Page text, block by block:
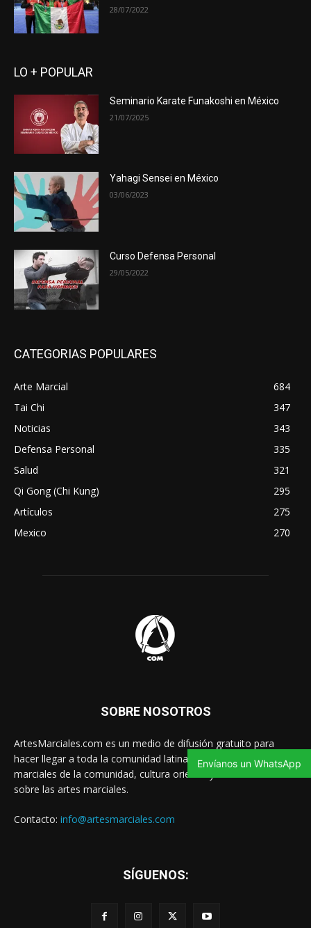
28/07/2022
LO + POPULAR
Seminario Karate Funakoshi en México
21/07/2025
Yahagi Sensei en México
03/06/2023
Curso Defensa Personal
29/05/2022
CATEGORIAS POPULARES
Arte Marcial
684
Tai Chi
347
Noticias
343
Defensa Personal
335
Salud
321
Qi Gong (Chi Kung)
295
Artículos
275
Mexico
270
SOBRE NOSOTROS
ArtesMarciales.com es un medio de difusión gratuito para
hacer llegar a toda la comunidad latina las noticias de artes
marciales de la comunidad, cultura oriental y contenido valioso
sobre las artes marciales.
Contacto: info@artesmarciales.com
SÍGUENOS:
Envíanos un WhatsApp